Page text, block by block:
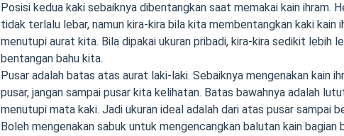
Posisi kedua kaki sebaiknya dibentangkan saat memakai kain ihram.
tidak terlalu lebar, namun kira-kira bila kita membentangkan kaki kain
menutupi aurat kita. Bila dipakai ukuran pribadi, kira-kira sedikit lebih
bentangan bahu kita.
Pusar adalah batas atas aurat laki-laki. Sebaiknya mengenakan kain
pusar, jangan sampai pusar kita kelihatan. Batas bawahnya adalah
menutupi mata kaki. Jadi ukuran ideal adalah dari atas pusar sampai
Boleh mengenakan sabuk untuk mengencangkan balutan kain bagian